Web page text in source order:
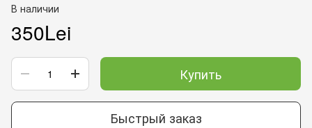
В наличии
350Lei
Купить
Быстрый заказ